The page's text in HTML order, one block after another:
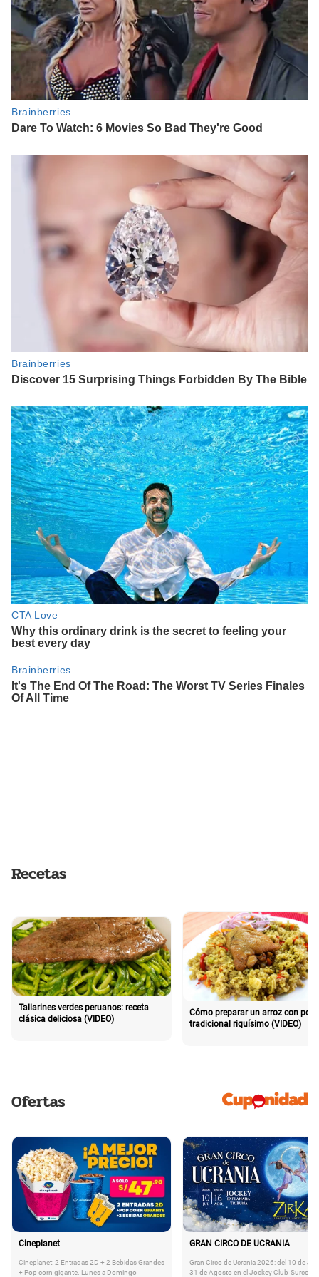
Recetas
Tallarines verdes peruanos: receta
clásica deliciosa (VIDEO)
Cómo preparar un arroz con pollo
tradicional riquísimo (VIDEO)
Ofertas
Cineplanet
Cineplanet: 2 Entradas 2D + 2 Bebidas Grandes
+ Pop corn gigante. Lunes a Domingo
GRAN CIRCO DE UCRANIA
Gran Circo de Ucrania 2026: del 10 de
31 de Agosto en el Jockey Club-Surco